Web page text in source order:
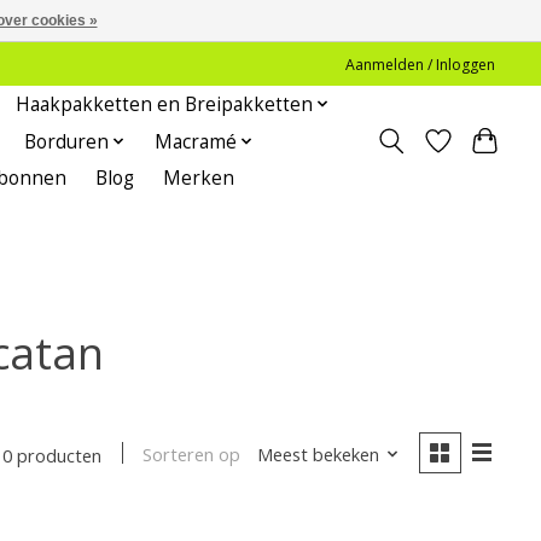
Aanmelden / Inloggen
Haakpakketten en Breipakketten
Borduren
Macramé
Blog Merken
0 producten Sorteren op Meest bekeken
cookies »